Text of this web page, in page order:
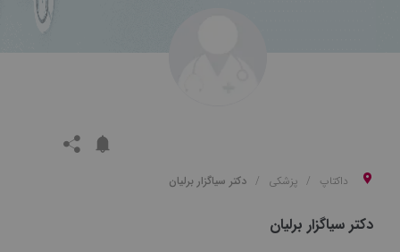
داکتاپ پزشکی دکتر سیاگزار برلیان
دکتر سیاگزار برلیان